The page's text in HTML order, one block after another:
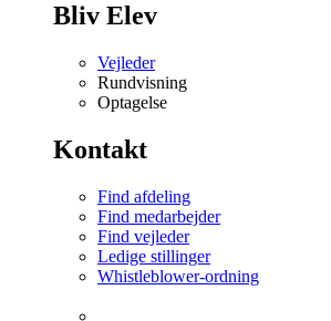
Bliv Elev
Vejleder
Rundvisning
Optagelse
Kontakt
Find afdeling
Find medarbejder
Find vejleder
Ledige stillinger
Whistleblower-ordning